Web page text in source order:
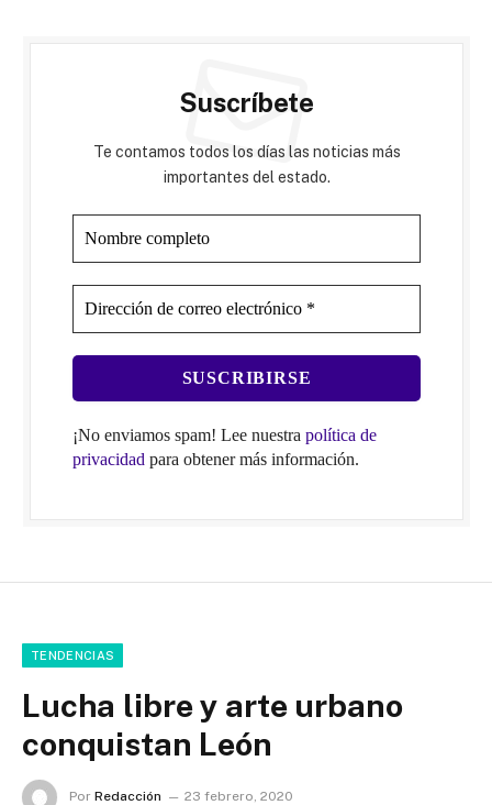
Suscríbete
Te contamos todos los días las noticias más
importantes del estado.
¡No enviamos spam! Lee nuestra política de
privacidad para obtener más información.
TENDENCIAS
Lucha libre y arte urbano
conquistan León
Por Redacción
23 febrero, 2020